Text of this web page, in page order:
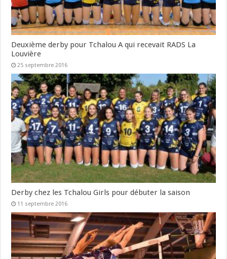
Deuxième derby pour Tchalou A qui recevait RADS La
Louvière
25 septembre 2016
Derby chez les Tchalou Girls pour débuter la saison
11 septembre 2016